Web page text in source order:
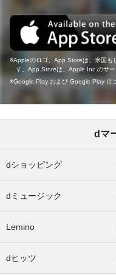
Appleのロゴ、App Storeは、米国も
す。App Storeは、Apple Inc.のサー
Google Play および Google Play ロ
dマ
dショッピング
dミュージック
Lemino
dヒッツ